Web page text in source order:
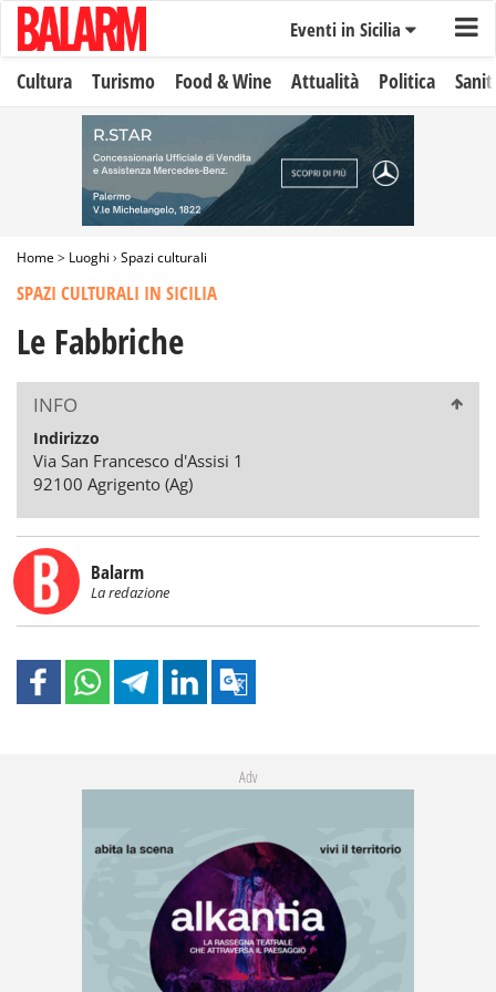
Eventi in Sicilia
Cultura Turismo Food & Wine Attualità Politica
Home> Luoghi › Spazi culturali
SPAZI CULTURALI IN SICILIA
Le Fabbriche
INFO
Indirizzo
Via San Francesco d'Assisi 1
92100 Agrigento (Ag)
Balarm
La redazione
Adv